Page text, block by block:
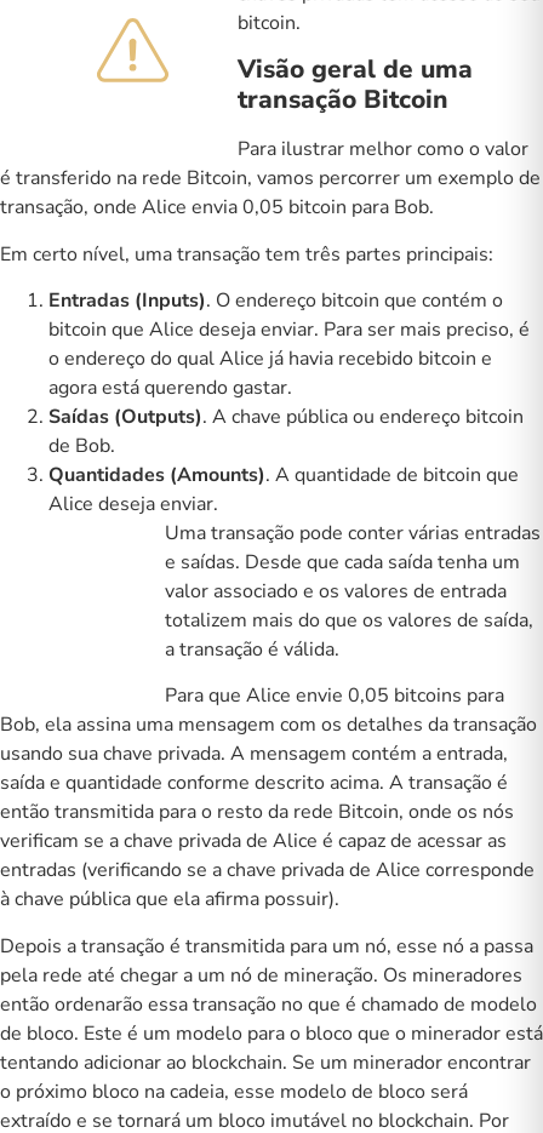
bitcoin.
Visão geral de uma
transação Bitcoin
Para ilustrar melhor como o valor
é transferido na rede Bitcoin, vamos percorrer um exemplo de
transação, onde Alice envia 0,05 bitcoin para Bob.
Em certo nível, uma transação tem três partes principais:
Entradas (Inputs). O endereço bitcoin que contém o
bitcoin que Alice deseja enviar. Para ser mais preciso, é
o endereço do qual Alice já havia recebido bitcoin e
agora está querendo gastar.
Saídas (Outputs). A chave pública ou endereço bitcoin
de Bob.
Quantidades (Amounts). A quantidade de bitcoin que
Alice deseja enviar.
Uma transação pode conter várias entradas
e saídas. Desde que cada saída tenha um
valor associado e os valores de entrada
totalizem mais do que os valores de saída,
a transação é válida.
Para que Alice envie 0,05 bitcoins para
Bob, ela assina uma mensagem com os detalhes da transação
usando sua chave privada. A mensagem contém a entrada,
saída e quantidade conforme descrito acima. A transação é
então transmitida para o resto da rede Bitcoin, onde os nós
verificam se a chave privada de Alice é capaz de acessar as
entradas (verificando se a chave privada de Alice corresponde
à chave pública que ela afirma possuir).
Depois a transação é transmitida para um nó, esse nó a passa
pela rede até chegar a um nó de mineração. Os mineradores
então ordenarão essa transação no que é chamado de modelo
de bloco. Este é um modelo para o bloco que o minerador está
tentando adicionar ao blockchain. Se um minerador encontrar
o próximo bloco na cadeia, esse modelo de bloco será
extraído e se tornará um bloco imutável no blockchain. Por